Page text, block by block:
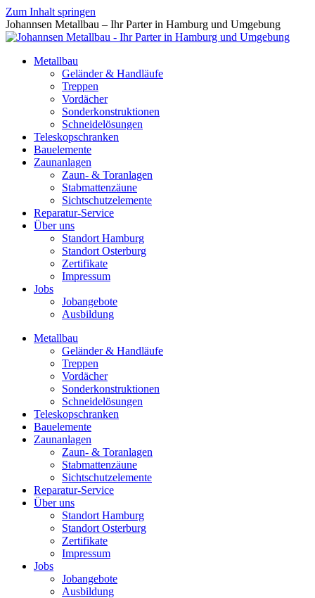
Zum Inhalt springen
Johannsen Metallbau – Ihr Parter in Hamburg und Umgebung
Metallbau
Geländer & Handläufe
Treppen
Vordächer
Sonderkonstruktionen
Schneidelösungen
Teleskopschranken
Bauelemente
Zaunanlagen
Zaun- & Toranlagen
Stabmattenzäune
Sichtschutzelemente
Reparatur-Service
Über uns
Standort Hamburg
Standort Osterburg
Zertifikate
Impressum
Jobs
Jobangebote
Ausbildung
Metallbau
Geländer & Handläufe
Treppen
Vordächer
Sonderkonstruktionen
Schneidelösungen
Teleskopschranken
Bauelemente
Zaunanlagen
Zaun- & Toranlagen
Stabmattenzäune
Sichtschutzelemente
Reparatur-Service
Über uns
Standort Hamburg
Standort Osterburg
Zertifikate
Impressum
Jobs
Jobangebote
Ausbildung